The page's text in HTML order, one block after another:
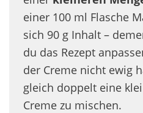
einer 100 ml Flasche
sich 90 g Inhalt –
du das Rezept
der Creme nicht ewig
gleich doppelt eine
Creme zu mischen.